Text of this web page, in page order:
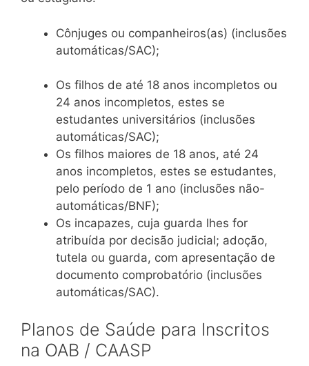
Cônjuges ou companheiros(as) (inclusões
automáticas/SAC);
Os filhos de até 18 anos incompletos ou
24 anos incompletos, estes se
estudantes universitários (inclusões
automáticas/SAC);
Os filhos maiores de 18 anos, até 24
anos incompletos, estes se estudantes,
pelo período de 1 ano (inclusões não-
automáticas/BNF);
Os incapazes, cuja guarda lhes for
atribuída por decisão judicial; adoção,
tutela ou guarda, com apresentação de
documento comprobatório (inclusões
automáticas/SAC).
Planos de Saúde para Inscritos
na OAB / CAASP